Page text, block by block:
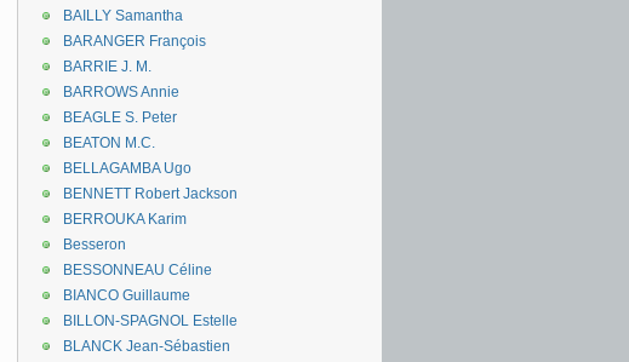
BAILLY Samantha
BARANGER François
BARRIE J. M.
BARROWS Annie
BEAGLE S. Peter
BEATON M.C.
BELLAGAMBA Ugo
BENNETT Robert Jackson
BERROUKA Karim
Besseron
BESSONNEAU Céline
BIANCO Guillaume
BILLON-SPAGNOL Estelle
BLANCK Jean-Sébastien